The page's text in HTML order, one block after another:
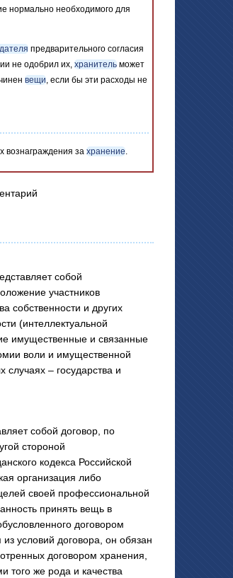
нормально необходимого для
предварительного согласия
не одобрил их, хранитель может
вещи, если бы эти расходы не
вознаграждения за хранение
собой
участников
собственности и других
(интеллектуальной
имущественные и связанные
воли и имущественной
случаях – государства и
собой договор, по
стороной
кодекса Российской
организация либо
своей профессиональной
принять вещь в
договором
условий договора, он обязан
договором хранения,
того же рода и качества